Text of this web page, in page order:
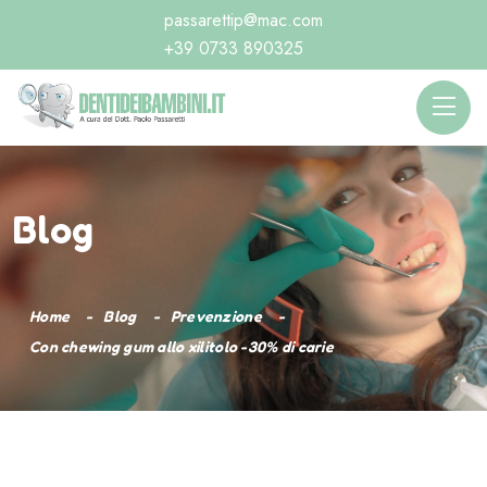
passarettip@mac.com
+39 0733 890325
Blog
Home Blog
Prevenzione
Con chewing gum allo xilitolo -30% di carie